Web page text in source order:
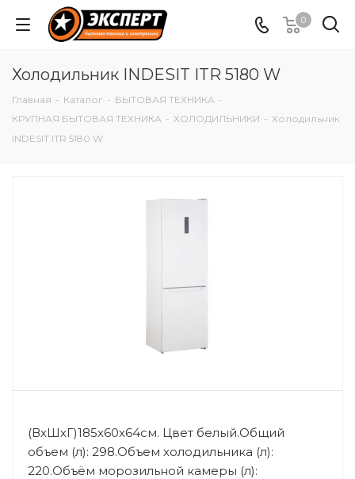
0
Холодильник INDESIT ITR 5180 W
Главная - Каталог - БЫТОВАЯ ТЕХНИКА -
КРУПНАЯ БЫТОВАЯ ТЕХНИКА - ХОЛОДИЛЬНИКИ - Холодильник
INDESIT ITR 5180 W
(ВхШхГ)185х60х64см. Цвет белый.Общий
объем (л): 298.Объем холодильника (л):
220.Объём морозильной камеры (л):